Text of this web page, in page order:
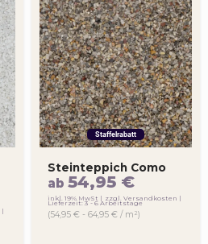
Staffelrabatt
Steinteppich Como
ab54,95 €
inkl. 19% MwSt zzgl. Versandkosten
Lieferzeit: 3 - 6 Arbeitstage
(54,95 € - 64,95 € / m²)